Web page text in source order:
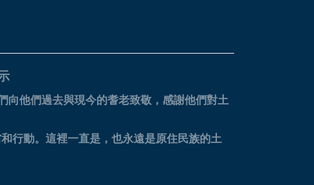
向他們過去與現今的耆老致敬，感謝他們對土
行動。這裡一直是，也永遠是原住民族的土